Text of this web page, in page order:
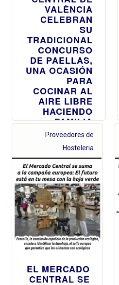
VALÈNCIA
CELEBRAN
SU
TRADICIONAL
CONCURSO
DE PAELLAS,
UNA OCASIÓN
PARA
COCINAR AL
AIRE LIBRE
HACIENDO
FAMILIA
ENTRE
COMPAÑEROS
La tradición se
remonta a los
inicios de la
Asociación de
Vendedores, en
1986, sumando
vivencias año
tras año
Proveedores de
Hosteleria
EL MERCADO
CENTRAL SE